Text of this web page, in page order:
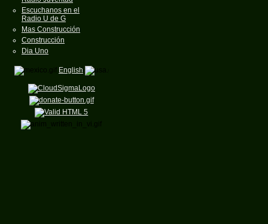
Escuchanos en el
Radio U de G
Mas Construcción
Construcción
Dia Uno
English